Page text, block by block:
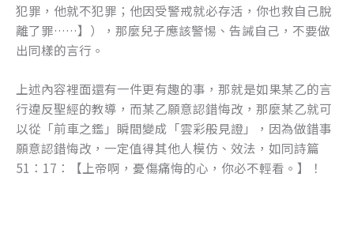
犯罪，他就不犯罪；他因受警戒就必存活，你也救自己脫
離了罪……】），那麼兒子應該警惕、告誡自己，不要做
出同樣的言行。
上述內容裡面還有一件更有趣的事，那就是如果某乙的言
行違反聖經的教導，而某乙願意認錯悔改，那麼某乙就可
以從「前車之鑑」瞬間變成「雲彩般見證」，因為做錯事
願意認錯悔改，一定值得其他人模仿、效法，如同詩篇
51：17：【上帝啊，憂傷痛悔的心，你必不輕看。】！